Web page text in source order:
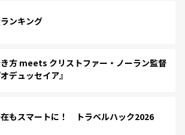
ンキング
方 meets クリストファー・ノーラン監督
デュッセイア』
もスマートに！ トラベルハック2026